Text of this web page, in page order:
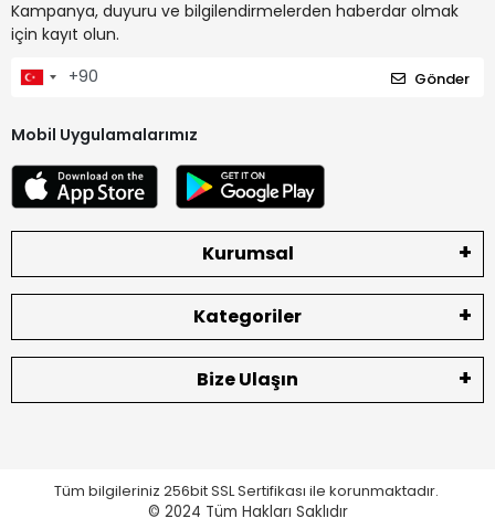
Kampanya, duyuru ve bilgilendirmelerden haberdar olmak
için kayıt olun.
Gönder
Mobil Uygulamalarımız
Kurumsal
Kategoriler
Bize Ulaşın
Tüm bilgileriniz 256bit SSL Sertifikası ile korunmaktadır.
© 2024 Tüm Hakları Saklıdır